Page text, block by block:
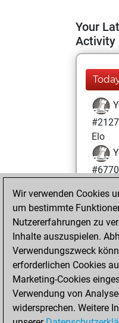
Your
Activity
Elo
2026
of
Wir verwenden Cookies
um bestimmte
Nutzererfahrungen zu
Inhalte auszuspielen.
Verwendungszweck
erforderlichen Cookies
Marketing-Cookies
Verwendung von
widersprechen. Weitere